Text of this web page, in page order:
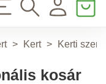
> Kert > Kerti
kosár